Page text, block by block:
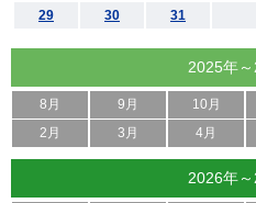
29
30 31
2025年
8月 9月 10月
2月
3月 4月
2026年